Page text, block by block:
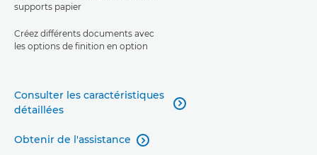
supports papier
Créez différents documents avec
les options de finition en option
Consulter les caractéristiques
détaillées

Obtenir de l'assistance 